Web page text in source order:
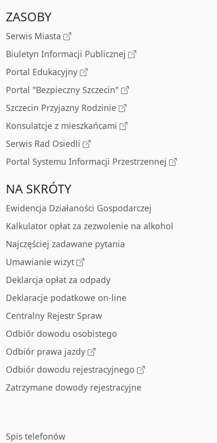
ZASOBY
Serwis Miasta
Biuletyn Informacji Publicznej
Portal Edukacyjny
Portal "Bezpieczny Szczecin"
Szczecin Przyjazny Rodzinie
Konsulatcje z mieszkańcami
Serwis Rad Osiedli
Portal Systemu Informacji Przestrzennej
NA SKRÓTY
Ewidencja Działaności Gospodarczej
Kalkulator opłat za zezwolenie na alkohol
Najczęściej zadawane pytania
Umawianie wizyt
Deklarcja opłat za odpady
Deklaracje podatkowe on-line
Centralny Rejestr Spraw
Odbiór dowodu osobistego
Odbiór prawa jazdy
Odbiór dowodu rejestracyjnego
Zatrzymane dowody rejestracyjne
Spis telefonów